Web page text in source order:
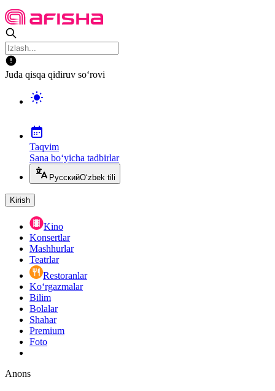
Juda qisqa qidiruv so‘rovi
Taqvim
Sana bo‘yicha tadbirlar
РусскийO‘zbek tili
Kirish
Kino
Konsertlar
Mashhurlar
Teatrlar
Restoranlar
Ko‘rgazmalar
Bilim
Bolalar
Shahar
Premium
Foto
Anons